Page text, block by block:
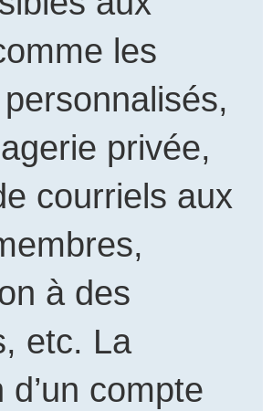
les
privée,
courriels aux
à des
etc. La
compte